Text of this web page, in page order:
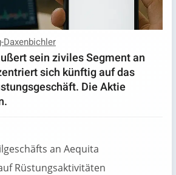
sein ziviles Segment an
sich künftig auf das
Die Aktie
an Aequita
Rüstungsaktivitäten